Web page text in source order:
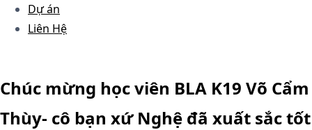
Dự án
Liên Hệ
Chúc mừng học viên BLA K19 Võ Cẩm
Thùy- cô bạn xứ Nghệ đã xuất sắc tốt